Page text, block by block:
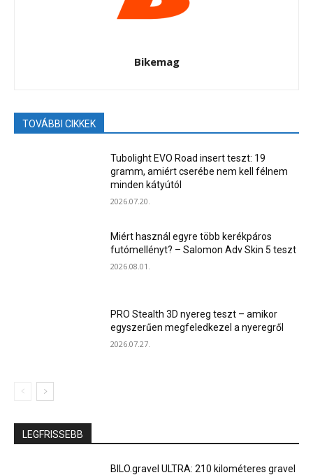
Bikemag
TOVÁBBI CIKKEK
Tubolight EVO Road insert teszt: 19
gramm, amiért cserébe nem kell félnem
minden kátyútól
2026.07.20.
Miért használ egyre több kerékpáros
futómellényt? – Salomon Adv Skin 5 teszt
2026.08.01.
PRO Stealth 3D nyereg teszt – amikor
egyszerűen megfeledkezel a nyeregről
2026.07.27.
LEGFRISSEBB
BILO.gravel ULTRA: 210 kilométeres gravel